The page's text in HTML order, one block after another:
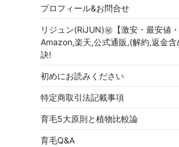
プロフィール&お問合せ
リジュン(RiJUN)㊙【激安・最安値
Amazon,楽天,公式通販,(解約,返金
訣!
初めにお読みください
特定商取引法記載事項
育毛5大原則と植物比較論
育毛Q&A